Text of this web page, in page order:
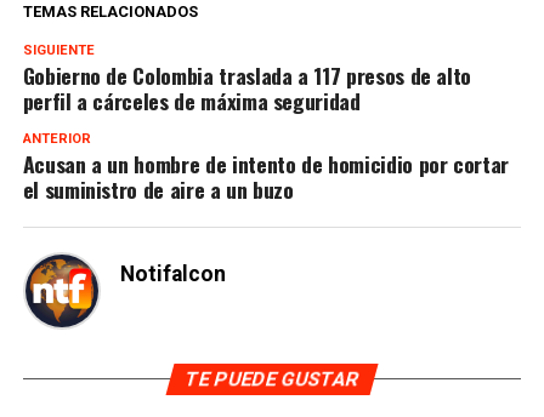
TEMAS RELACIONADOS
SIGUIENTE
Gobierno de Colombia traslada a 117 presos de alto
perfil a cárceles de máxima seguridad
ANTERIOR
Acusan a un hombre de intento de homicidio por cortar
el suministro de aire a un buzo
Notifalcon
TE PUEDE GUSTAR